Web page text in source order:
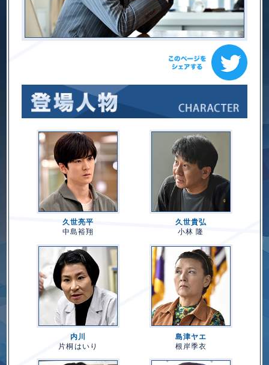
久世亮平
中島裕翔
久世貴弘
小林 隆
内川
片桐はいり
島津ヤエ
根岸季衣